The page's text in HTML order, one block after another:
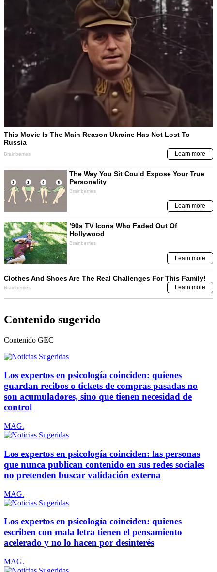
Contenido sugerido
Contenido GEC
Los expertos en psicología coinciden: quienes
guardan recibos o tickets de compras pasadas no
son acumuladores, sino que tienen necesidad de
control
MAG.
Los expertos en psicología coinciden: las personas
que nunca publican contenido en sus redes sociales
no pretenden buscar validación externa
MAG.
Los expertos en psicología coinciden: quienes
escriben con mala letra tienen el pensamiento
acelerado y no lo hacen por desinterés
MAG.